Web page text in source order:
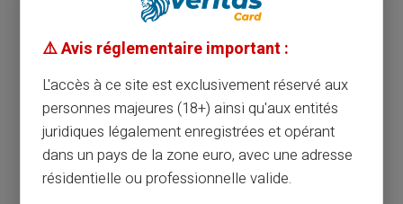
⚠️ Avis réglementaire important :
L'accès à ce site est exclusivement réservé aux
personnes majeures (18+) ainsi qu'aux entités
juridiques légalement enregistrées et opérant
dans un pays de la zone euro, avec une adresse
résidentielle ou professionnelle valide.